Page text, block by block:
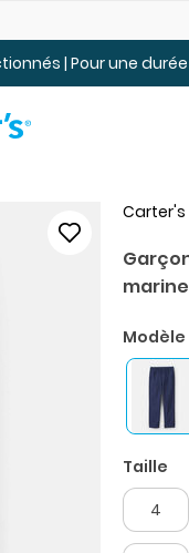
| Pour une
Carter's
marine
Modèle
Taille
4